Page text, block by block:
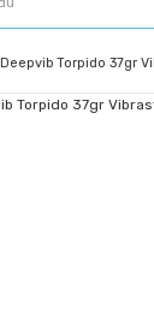
Deepvib Torpido 37gr